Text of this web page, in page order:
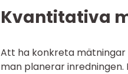
Kvantitativa
Att ha konkreta
man planerar